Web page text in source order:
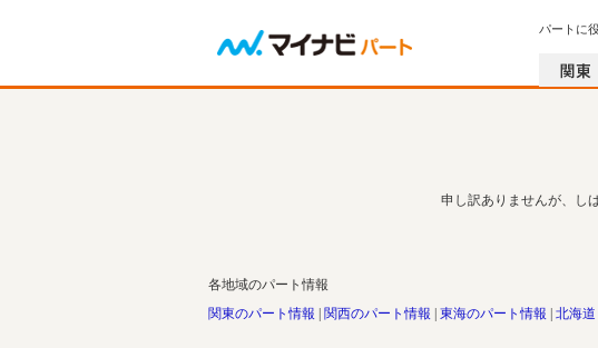
パートに
申し訳ありませんが、し
各地域のパート情報
関東のパート情報
関西のパート情報 東海のパート情報 北海